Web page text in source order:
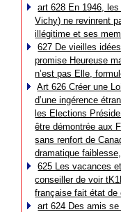
art 628 En 1946,
Vichy) ne revinrent
illégitime et ses
627 De vieilles
promise Heureuse
n’est pas Elle,
Art 626 Créer une
d’une ingérence
les Elections
être démontrée aux
sans renfort de
dramatique
625 Les vacances
conseiller de voir
française fait état
art 624 Des amis